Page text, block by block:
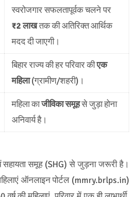
स्वरोजगार सफलतापूर्वक चलने पर
₹2 लाखतक की अतिरिक्त आर्थिक
मदद दी जाएगी।
बिहार राज्य की हर परिवार कीएक
महिला(ग्रामीण/शहरी)।
महिला काजीविका समूहसे जुड़ा होना
अनिवार्य है।
सहायता समूह (SHG) से जुड़ना जरूरी है।
ऑनलाइन पोर्टल (mmry.brlps.in)